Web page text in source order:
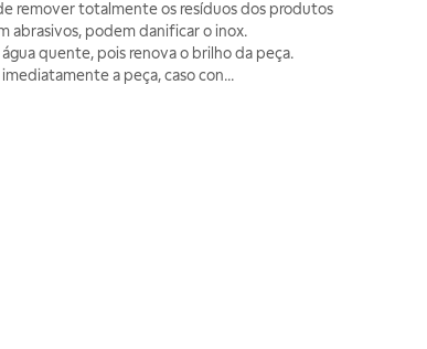
remover totalmente os resíduos dos produtos
abrasivos, podem danificar o inox.
quente, pois renova o brilho da peça.
a peça, caso con...